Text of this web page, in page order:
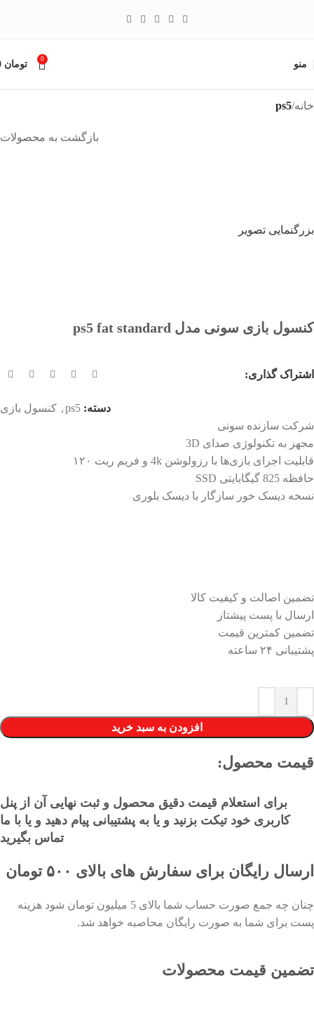
منو 0 تومان
خانه ps5
بازگشت به محصولات
بزرگنمایی تصویر
کنسول بازی سونی مدل ps5 fat standard
اشتراک گذاری:
دسته: ps5
, کنسول بازی
شرکت سازنده سونی
مجهز به تکنولوژی صدای 3D
قابلیت اجرای بازی‌ها با رزولوشن 4k و فریم ریت ۱۲۰
حافظه 825 گیگابایتی SSD
نسخه دیسک خور سازگار با دیسک بلوری
تضمین اصالت و کیفیت کالا
ارسال با پست پیشتاز
تضمین کمترین قیمت
پشتیبانی ۲۴ ساعته
افزودن به سبد خرید
قیمت محصول:​
برای استعلام قیمت دقیق محصول و ثبت نهایی آن از پنل
کاربری خود تیکت بزنید و یا به پشتیبانی پیام دهید و یا با ما
تماس بگیرید
ارسال رایگان برای سفارش های بالای ۵۰۰ تومان
چنان چه جمع صورت حساب شما بالای 5 میلیون تومان شود هزینه
پست برای شما به صورت رایگان محاصبه خواهد شد.
تضمین قیمت محصولات